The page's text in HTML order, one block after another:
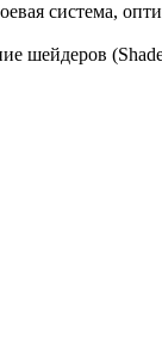
система,
шейдеров